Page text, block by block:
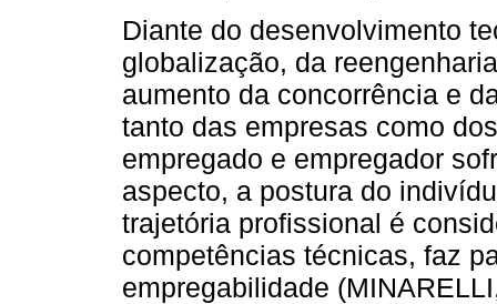
Diante do desenvolvimento
globalização, da
aumento da concorrência e
tanto das empresas como
empregado e empregador
aspecto, a postura do
trajetória profissional é
competências técnicas, faz
empregabilidade